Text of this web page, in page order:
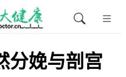
分娩与剖宫